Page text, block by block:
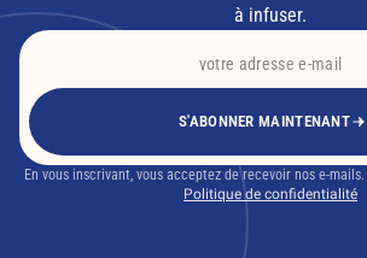
à infuser.
S'ABONNER MAINTENANT
En vous inscrivant, vous acceptez de recevoir nos e-
Politique de confidentialité